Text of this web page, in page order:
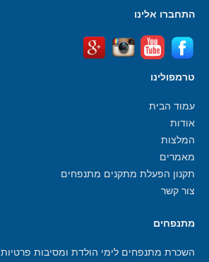
התחברו אלינו
טרמפולינו
עמוד הבית
אודות
המלצות
מאמרים
תקנון הפעלת מתקנים מתנפחים
צור קשר
מתנפחים
השכרת מתנפחים לימי הולדת ומסיבות פרטיות